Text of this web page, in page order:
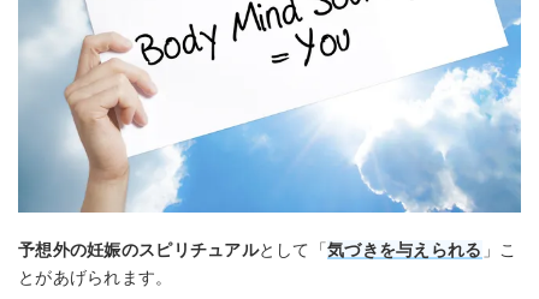
予想外の妊娠のスピリチュアルとして「気づきを与えられる 」こ
とがあげられます。